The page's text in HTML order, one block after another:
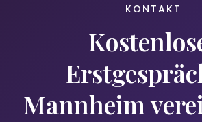
KONTAKT
Mannheim